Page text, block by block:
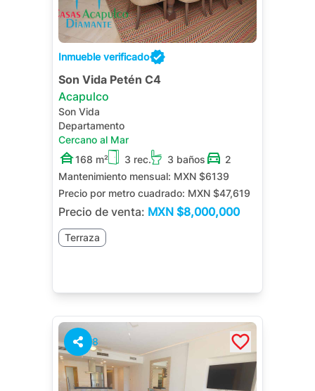
Inmueble verificado
Son Vida Petén C4
Acapulco
Son Vida
Departamento
Cercano al Mar
168 m²
3 rec. 3 baños
2
Mantenimiento mensual: MXN $6139
Precio por metro cuadrado: MXN $47,619
Precio de venta: MXN $8,000,000
Terraza
8